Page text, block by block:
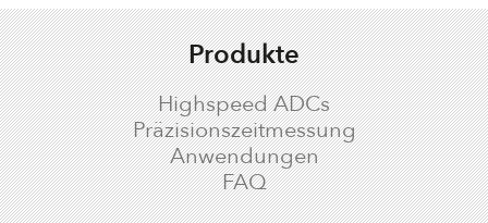
Produkte
Highspeed ADCs
Präzisionszeitmessung
Anwendungen
FAQ